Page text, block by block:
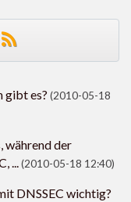
gibt es? (2010-05-18
während der
...(2010-05-18 12:40)
DNSSEC wichtig?